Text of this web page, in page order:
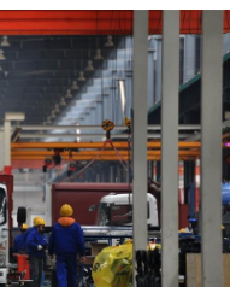
地方 法治
华人 汽车
房产 公司
彩票 食品
信息化 数据